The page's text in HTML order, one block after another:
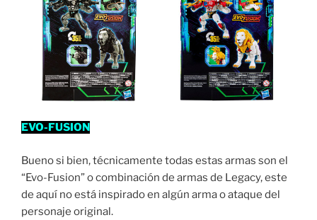
EVO-FUSION
Bueno si bien, técnicamente todas estas armas son el
“Evo-Fusion” o combinación de armas de Legacy, este
de aquí no está inspirado en algún arma o ataque del
personaje original.